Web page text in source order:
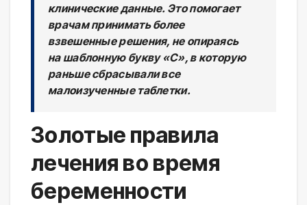
клинические данные. Это помогает
врачам принимать более
взвешенные решения, не опираясь
на шаблонную букву «С», в которую
раньше сбрасывали все
малоизученные таблетки.
Золотые правила
лечения во время
беременности